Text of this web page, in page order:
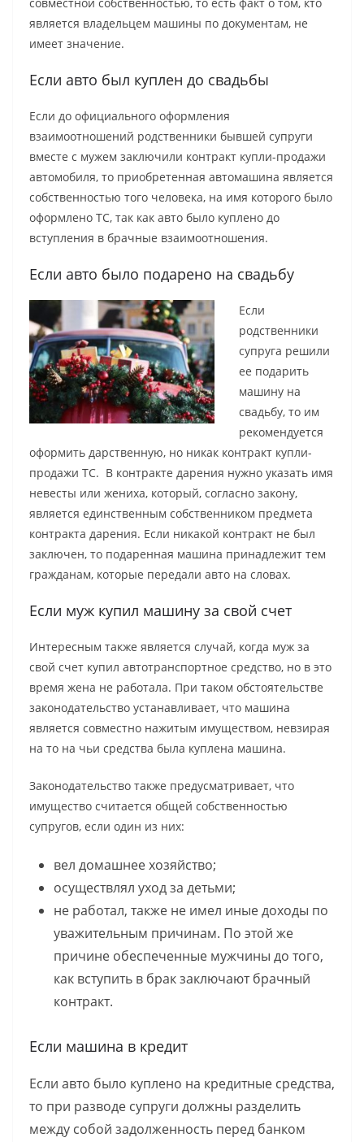
совместной собственностью, то есть факт о том, кто
является владельцем машины по документам, не
имеет значение.
Если авто был куплен до свадьбы
Если до официального оформления
взаимоотношений родственники бывшей супруги
вместе с мужем заключили контракт купли-продажи
автомобиля, то приобретенная автомашина является
собственностью того человека, на имя которого было
оформлено ТС, так как авто было куплено до
вступления в брачные взаимоотношения.
Если авто было подарено на свадьбу
Если
родственники
супруга решили
ее подарить
машину на
свадьбу, то им
рекомендуется
оформить дарственную, но никак контракт купли-
продажи ТС. В контракте дарения нужно указать имя
невесты или жениха, который, согласно закону,
является единственным собственником предмета
контракта дарения. Если никакой контракт не был
заключен, то подаренная машина принадлежит тем
гражданам, которые передали авто на словах.
Если муж купил машину за свой счет
Интересным также является случай, когда муж за
свой счет купил автотранспортное средство, но в это
время жена не работала. При таком обстоятельстве
законодательство устанавливает, что машина
является совместно нажитым имуществом, невзирая
на то на чьи средства была куплена машина.
Законодательство также предусматривает, что
имущество считается общей собственностью
супругов, если один из них:
вел домашнее хозяйство;
осуществлял уход за детьми;
не работал, также не имел иные доходы по
уважительным причинам. По этой же
причине обеспеченные мужчины до того,
как вступить в брак заключают брачный
контракт.
Если машина в кредит
Если авто было куплено на кредитные средства,
то при разводе супруги должны разделить
между собой задолженность перед банком